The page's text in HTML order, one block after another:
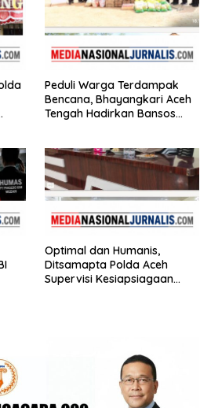
Peduli Warga Terdampak
Bencana, Bhayangkari Aceh
Tengah Hadirkan Bansos
Optimal dan Humanis,
Ditsamapta Polda Aceh
Supervisi Kesiapsiagaan